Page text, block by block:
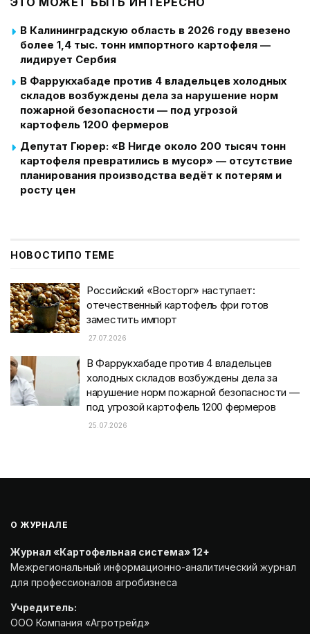
В Калининградскую область в 2026 году ввезено
более 1,4 тыс. тонн импортного картофеля —
лидирует Сербия
В Фаррукхабаде против 4 владельцев холодных
складов возбуждены дела за нарушение норм
пожарной безопасности — под угрозой
картофель 1200 фермеров
Депутат Гюрер: «В Нигде около 200 тысяч тонн
картофеля превратились в мусор» — отсутствие
планирования производства ведёт к потерям и
росту цен
НОВОСТИПО ТЕМЕ
Российский «Восторг» наступает:
отечественный картофель фри готов
заместить импорт
27.07.2026
В Фаррукхабаде против 4 владельцев
холодных складов возбуждены дела за
нарушение норм пожарной безопасности —
под угрозой картофель 1200 фермеров
25.07.2026
О ЖУРНАЛЕ
Журнал «Картофельная система» 12+
Межрегиональный информационно-аналитический журнал
для профессионалов агробизнеса
Учредитель:
ООО Компания «Агротрейд»